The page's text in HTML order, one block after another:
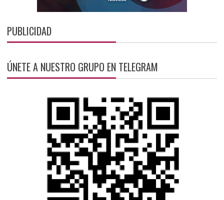
PUBLICIDAD
ÚNETE A NUESTRO GRUPO EN TELEGRAM